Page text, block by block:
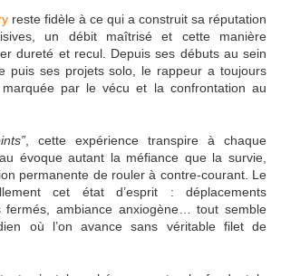
reste fidèle à ce qui a construit sa réputation
un débit maîtrisé et cette manière
dureté et recul. Depuis ses débuts au sein
puis ses projets solo, le rappeur a toujours
par le vécu et la confrontation au
, cette expérience transpire à chaque
évoque autant la méfiance que la survie,
permanente de rouler à contre-courant. Le
cet état d’esprit : déplacements
fermés, ambiance anxiogène… tout semble
où l’on avance sans véritable filet de